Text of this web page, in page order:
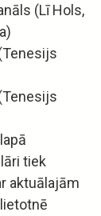
(Lī Hols,
tiek
aktuālajām